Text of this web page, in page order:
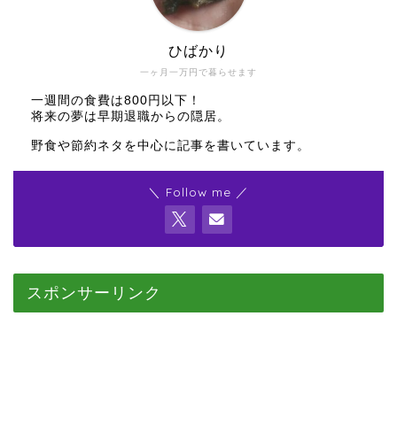
一ヶ月一万円で暮らせます
ひばかり
一週間の食費は800円以下！
将来の夢は早期退職からの隠居。
野食や節約ネタを中心に記事を書いています。
＼ Follow me ／
スポンサーリンク